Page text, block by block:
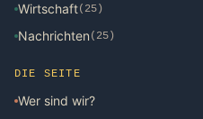
Wirtschaft(25)
Nachrichten (25)
DIE SEITE
Wer sind wir?